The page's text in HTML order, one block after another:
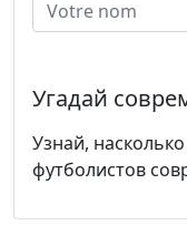
Угадай
Узнай,
футболистов